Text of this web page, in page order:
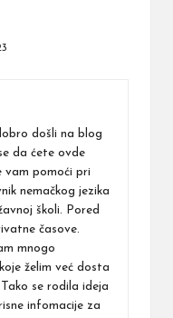
došli na blog
da ćete ovde
vam pomoći pri
nemačkog jezika
školi. Pored
časove.
mnogo
želim već dosta
se rodila ideja
infomacije za